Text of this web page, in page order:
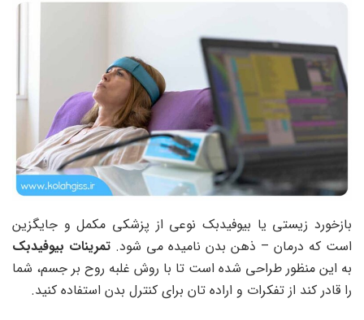
بازخورد زیستی یا بیوفیدبک نوعی از پزشکی مکمل و جایگزین
است که درمان – ذهن بدن نامیده می شود. تمرینات بیوفیدبک
به این منظور طراحی شده است تا با روش غلبه روح بر جسم، شما
را قادر کند از تفکرات و اراده تان برای کنترل بدن استفاده کنید.